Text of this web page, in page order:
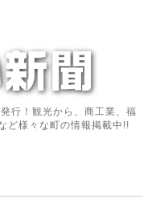
行！観光から、商工業、福
ど様々な町の情報掲載中!!